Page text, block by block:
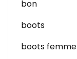
bon
boots
boots femme